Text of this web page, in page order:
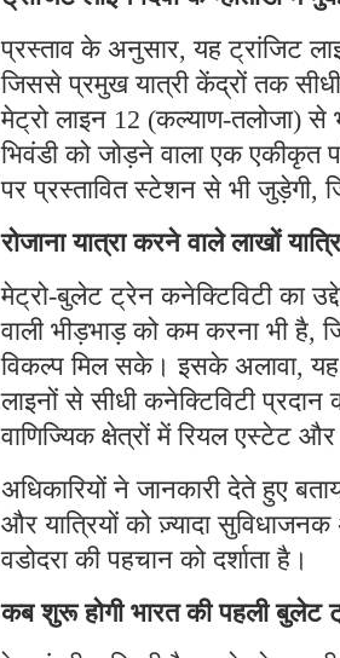
प्रस्ताव के अनुसार, यह ट्रांजिट
जिससे प्रमुख यात्री केंद्रों तक सीधी
मेट्रो लाइन 12 (कल्याण-तलोजा) से
भिवंडी को जोड़ने वाला एक एकीकृत
पर प्रस्तावित स्टेशन से भी जुड़ेगी,
रोजाना यात्रा करने वाले लाखों
मेट्रो-बुलेट ट्रेन कनेक्टिविटी का
वाली भीड़भाड़ को कम करना भी है,
विकल्प मिल सके। इसके अलावा, यह
लाइनों से सीधी कनेक्टिविटी
वाणिज्यिक क्षेत्रों में रियल एस्टेट और
अधिकारियों ने जानकारी देते हुए
और यात्रियों को ज़्यादा
वडोदरा की पहचान को दर्शाता है।
कब शुरू होगी भारत की पहली बुलेट